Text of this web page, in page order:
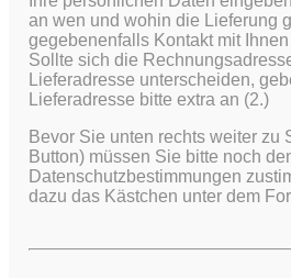
an wen und wohin die Lieferung
gegebenenfalls Kontakt mit
Sollte sich die
Lieferadresse unterscheiden,
Lieferadresse bitte extra an (2.)
Bevor Sie unten rechts weiter zu
Button) müssen Sie bitte noch
Datenschutzbestimmungen
dazu das Kästchen unter dem